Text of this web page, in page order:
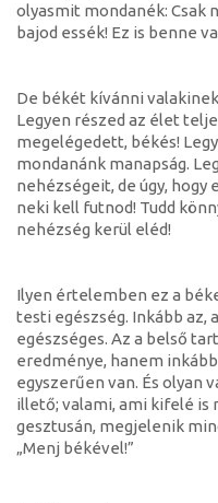
olyasmit mondanék: Csak
bajod essék! Ez is benne
De békét kívánni
Legyen részed az élet
megelégedett, békés!
mondanánk manapság.
nehézségeit, de úgy, hogy
neki kell futnod! Tudd
nehézség kerül eléd!
Ilyen értelemben ez a
testi egészség. Inkább az,
egészséges. Az a belső
eredménye, hanem
egyszerűen van. És olyan
illető; valami, ami kifelé
gesztusán, megjelenik
„Menj békével!”